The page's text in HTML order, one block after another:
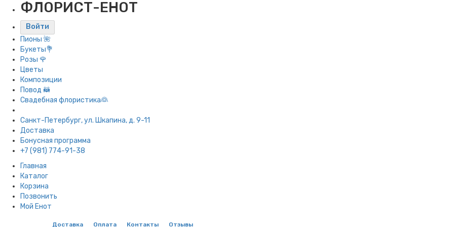
ФЛОРИСТ-ЕНОТ
Войти
Пионы 🌺
Букеты💐
Розы 🌹
Цветы
Композиции
Повод 🦝
Свадебная флористика👰
Санкт-Петербург, ул. Шкапина, д. 9-11
Доставка
Бонусная программа
+7 (981) 774-91-38
Главная
Каталог
Корзина
Позвонить
Мой Енот
Доставка Оплата Контакты Отзывы